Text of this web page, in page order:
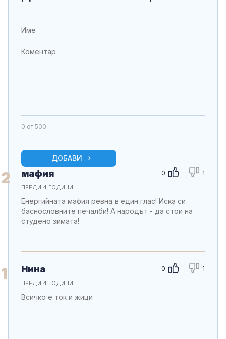
0 от 500
ДОБАВИ
2 0 1
мафия
ПРЕДИ 4 ГОДИНИ
Енергийната мафия ревна в един глас! Иска си
баснословните печалби! А народът - да стои на
студено зимата!
1 0 1
Нина
ПРЕДИ 4 ГОДИНИ
Всичко е ток и жици